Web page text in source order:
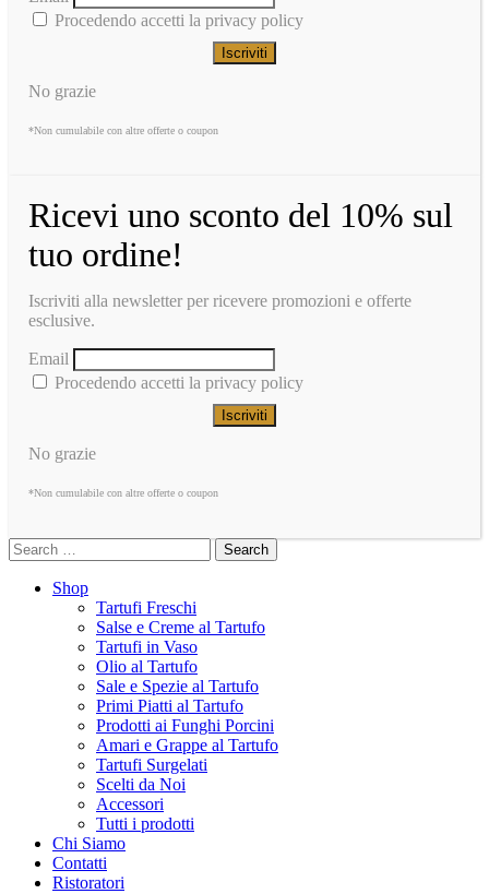
Procedendo accetti la privacy policy
No grazie
*Non cumulabile con altre offerte o coupon
Ricevi uno sconto del 10% sul
tuo ordine!
Iscriviti alla newsletter per ricevere promozioni e offerte
esclusive.
Email
Procedendo accetti la privacy policy
No grazie
*Non cumulabile con altre offerte o coupon
Search
Shop
Tartufi Freschi
Salse e Creme al Tartufo
Tartufi in Vaso
Olio al Tartufo
Sale e Spezie al Tartufo
Primi Piatti al Tartufo
Prodotti ai Funghi Porcini
Amari e Grappe al Tartufo
Tartufi Surgelati
Scelti da Noi
Accessori
Tutti i prodotti
Chi Siamo
Contatti
Ristoratori